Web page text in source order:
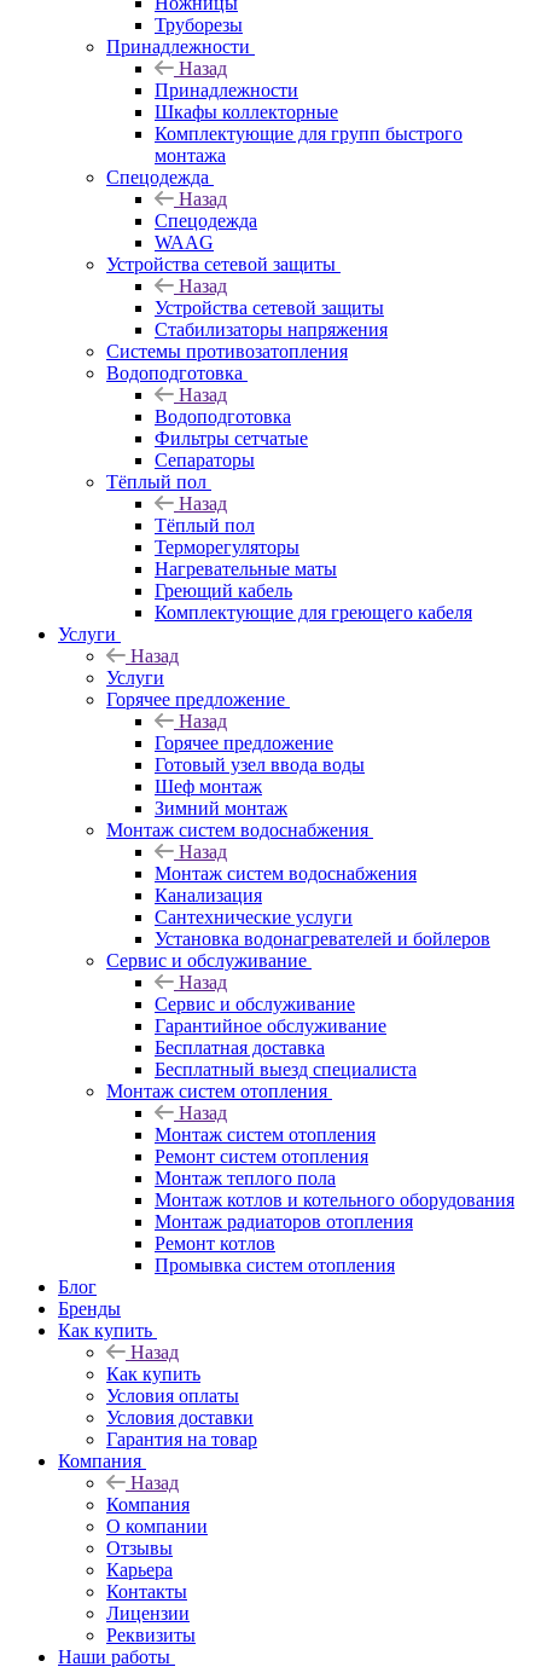
Труборезы
Принадлежности
Назад
Принадлежности
Шкафы коллекторные
Комплектующие для групп быстрого
монтажа
Спецодежда
Назад
Спецодежда
WAAG
Устройства сетевой защиты
Назад
Устройства сетевой защиты
Стабилизаторы напряжения
Системы противозатопления
Водоподготовка
Назад
Водоподготовка
Фильтры сетчатые
Сепараторы
Тёплый пол
Назад
Тёплый пол
Терморегуляторы
Нагревательные маты
Греющий кабель
Комплектующие для греющего кабеля
Услуги
Назад
Услуги
Горячее предложение
Назад
Горячее предложение
Готовый узел ввода воды
Шеф монтаж
Зимний монтаж
Монтаж систем водоснабжения
Назад
Монтаж систем водоснабжения
Канализация
Сантехнические услуги
Установка водонагревателей и бойлеров
Сервис и обслуживание
Назад
Сервис и обслуживание
Гарантийное обслуживание
Бесплатная доставка
Бесплатный выезд специалиста
Монтаж систем отопления
Назад
Монтаж систем отопления
Ремонт систем отопления
Монтаж теплого пола
Монтаж котлов и котельного оборудования
Монтаж радиаторов отопления
Ремонт котлов
Промывка систем отопления
Блог
Бренды
Как купить
Назад
Как купить
Условия оплаты
Условия доставки
Гарантия на товар
Компания
Назад
Компания
О компании
Отзывы
Карьера
Контакты
Лицензии
Реквизиты
Наши работы